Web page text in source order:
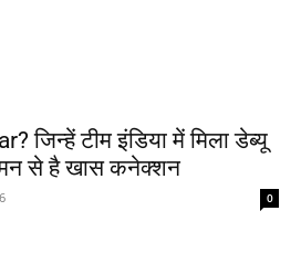
जिन्हें टीम इंडिया में मिला डेब्यू
से है खास कनेक्शन
0